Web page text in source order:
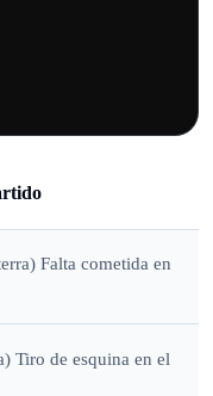
Falta cometida en
Tiro de esquina en el